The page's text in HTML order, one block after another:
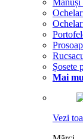
Mănuși
Șosete
Mai
Vezi